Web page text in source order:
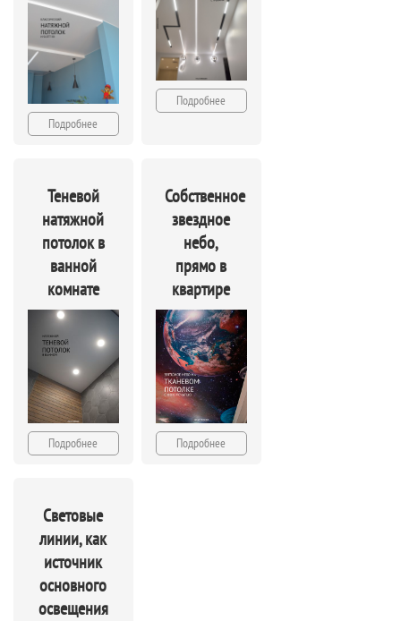
Подробнее
Подробнее
Теневой
натяжной
потолок в
ванной
комнате
Подробнее
Собственное
звездное
небо,
прямо в
квартире
Подробнее
Световые
линии, как
источник
основного
освещения